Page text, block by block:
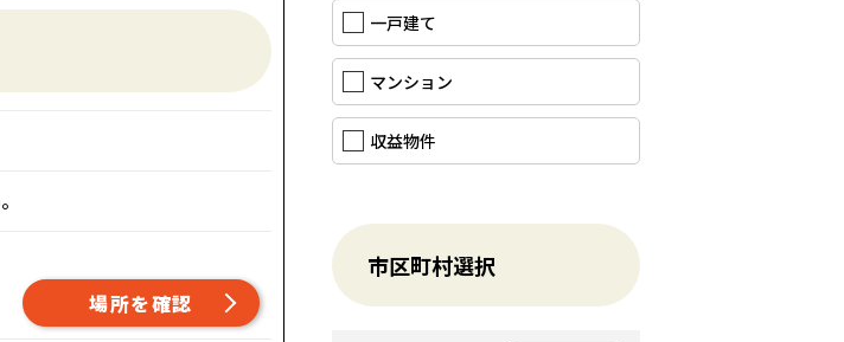
場所を確認
一戸建て
マンション
収益物件
市区町村選択